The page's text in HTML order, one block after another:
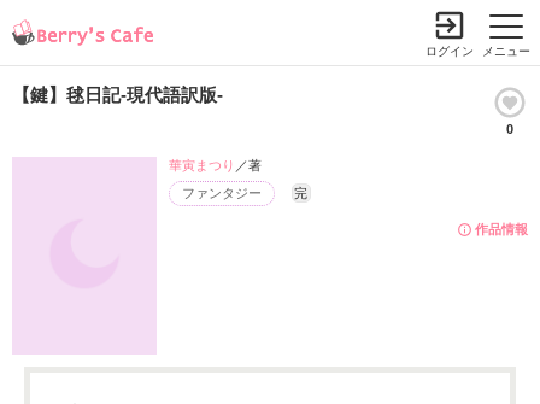
メニュー
ログイン
【鍵】毬日記‐現代語訳版‐
0
作品情報
ファンタジー 完
華寅まつり ／著